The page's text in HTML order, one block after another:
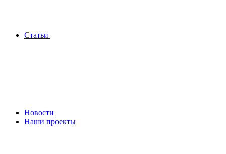
Статьи
Новости
Наши проекты